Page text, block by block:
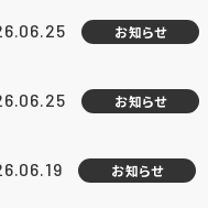
お知らせ
お知らせ
お知らせ